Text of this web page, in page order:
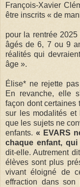
François-Xavier
être inscrits « de
pour la rentrée
âgés de 6, 7 ou 9
réalités qui
âge ».
Élise* ne rejette
En revanche, elle
façon dont certaines
sur les modalités et
que les sujets ne
enfants. « EVARS
chaque enfant, qui
dit-elle. Autrement
élèves sont plus
vivant éloigné de
effraction dans son